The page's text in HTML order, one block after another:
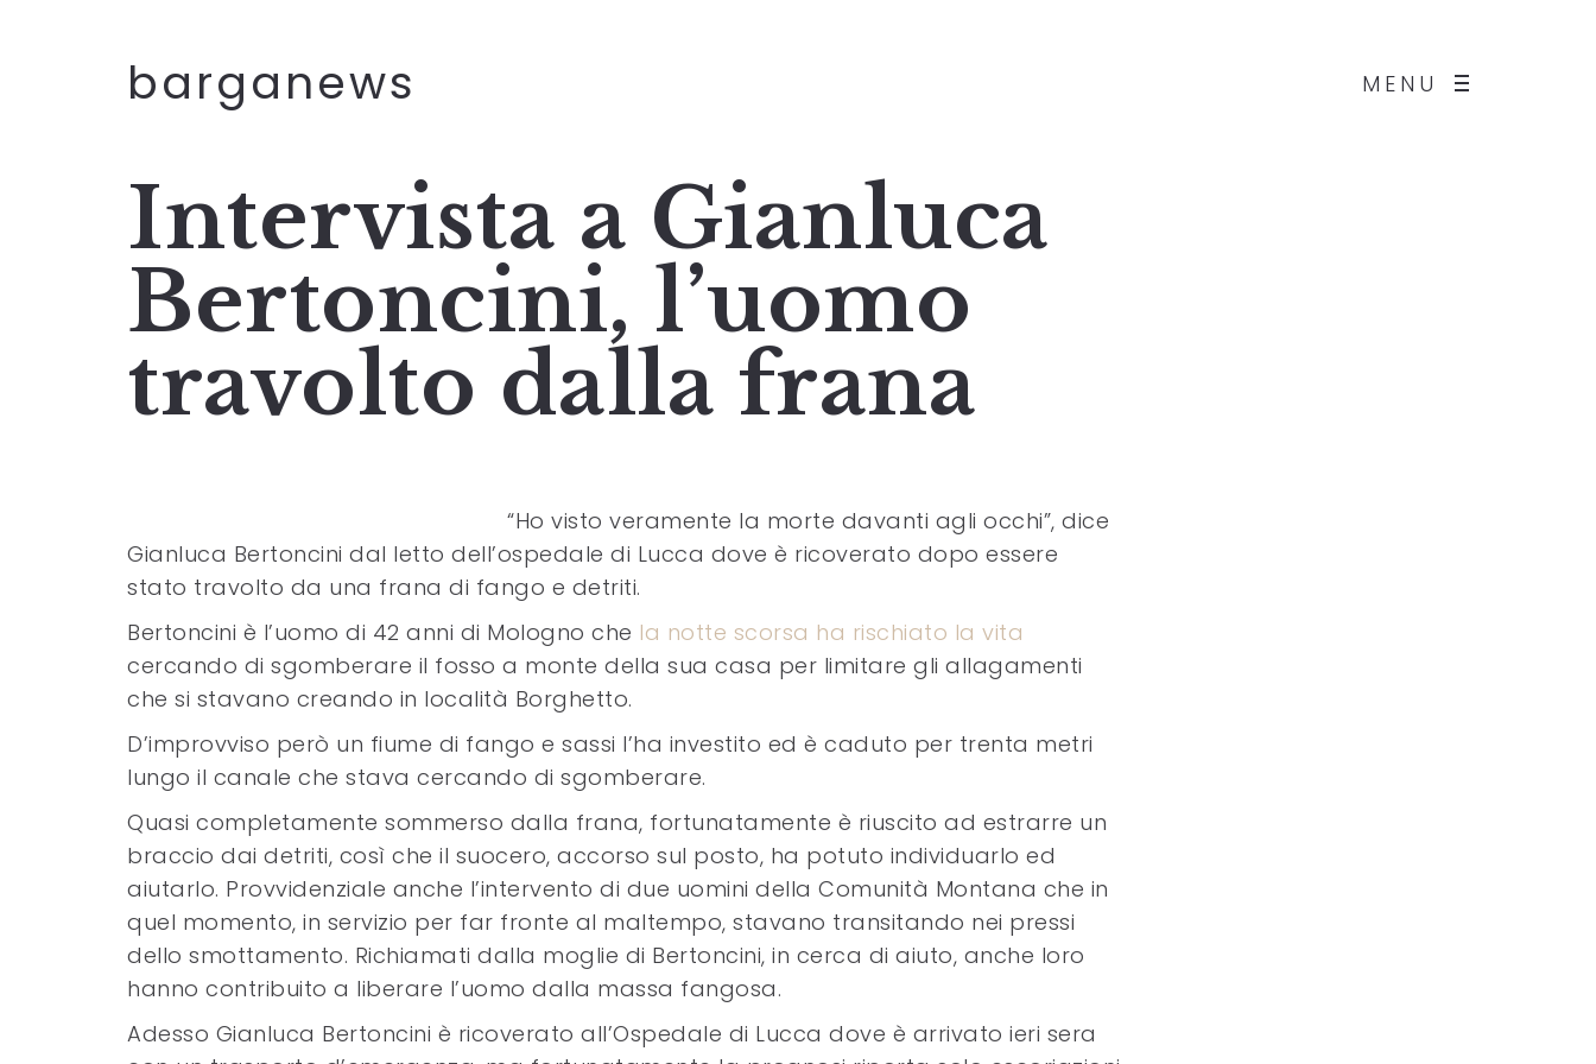
MENU
barganews
Intervista a Gianluca
Bertoncini, l’uomo
travolto dalla frana
“Ho visto veramente la morte davanti agli occhi”, dice
Gianluca Bertoncini dal letto dell’ospedale di Lucca dove è ricoverato dopo essere
stato travolto da una frana di fango e detriti.
Bertoncini è l’uomo di 42 anni di Mologno che la notte scorsa ha rischiato la vita
cercando di sgomberare il fosso a monte della sua casa per limitare gli allagamenti
che si stavano creando in località Borghetto.
D’improvviso però un fiume di fango e sassi l’ha investito ed è caduto per trenta metri
lungo il canale che stava cercando di sgomberare.
Quasi completamente sommerso dalla frana, fortunatamente è riuscito ad estrarre un
braccio dai detriti, così che il suocero, accorso sul posto, ha potuto individuarlo ed
aiutarlo. Provvidenziale anche l’intervento di due uomini della Comunità Montana che in
quel momento, in servizio per far fronte al maltempo, stavano transitando nei pressi
dello smottamento. Richiamati dalla moglie di Bertoncini, in cerca di aiuto, anche loro
hanno contribuito a liberare l’uomo dalla massa fangosa.
Adesso Gianluca Bertoncini è ricoverato all’Ospedale di Lucca dove è arrivato ieri sera